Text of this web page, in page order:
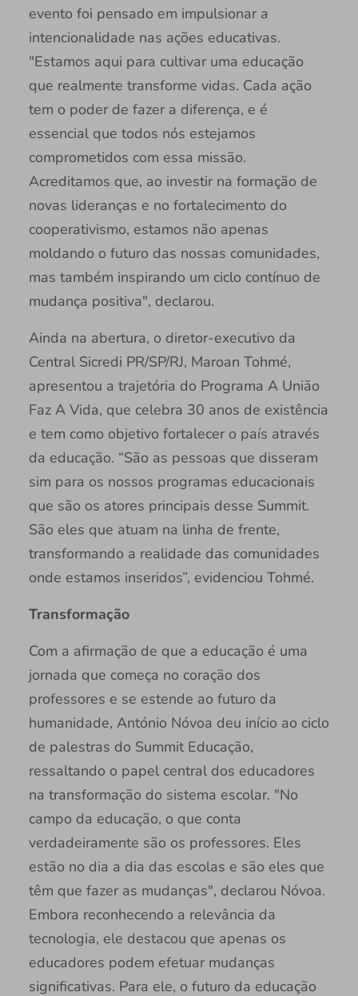
evento foi pensado em impulsionar a
intencionalidade nas ações educativas.
"Estamos aqui para cultivar uma educação
que realmente transforme vidas. Cada ação
tem o poder de fazer a diferença, e é
essencial que todos nós estejamos
comprometidos com essa missão.
Acreditamos que, ao investir na formação de
novas lideranças e no fortalecimento do
cooperativismo, estamos não apenas
moldando o futuro das nossas comunidades,
mas também inspirando um ciclo contínuo de
mudança positiva", declarou.
Ainda na abertura, o diretor-executivo da
Central Sicredi PR/SP/RJ, Maroan Tohmé,
apresentou a trajetória do Programa A União
Faz A Vida, que celebra 30 anos de existência
e tem como objetivo fortalecer o país através
da educação. “São as pessoas que disseram
sim para os nossos programas educacionais
que são os atores principais desse Summit.
São eles que atuam na linha de frente,
transformando a realidade das comunidades
onde estamos inseridos”, evidenciou Tohmé.
Transformação
Com a afirmação de que a educação é uma
jornada que começa no coração dos
professores e se estende ao futuro da
humanidade, António Nóvoa deu início ao ciclo
de palestras do Summit Educação,
ressaltando o papel central dos educadores
na transformação do sistema escolar. "No
campo da educação, o que conta
verdadeiramente são os professores. Eles
estão no dia a dia das escolas e são eles que
têm que fazer as mudanças", declarou Nóvoa.
Embora reconhecendo a relevância da
tecnologia, ele destacou que apenas os
educadores podem efetuar mudanças
significativas. Para ele, o futuro da educação